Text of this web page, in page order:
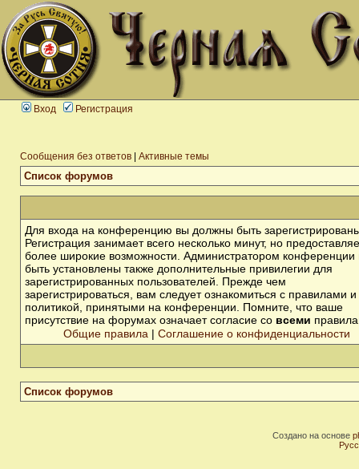
Вход Регистрация
Сообщения без ответов Активные темы
Список форумов
Для входа на конференцию вы должны быть
Регистрация занимает всего несколько минут, но
более широкие возможности. Администратором конференции
быть установлены также дополнительные привилегии для
зарегистрированных пользователей. Прежде чем
зарегистрироваться, вам следует ознакомиться с правилами и
политикой, принятыми на конференции. Помните, что ваше
присутствие на форумах означает согласие со всеми
Общие правила | Соглашение о конфиденциальности
Список форумов
Создано на основе